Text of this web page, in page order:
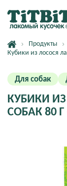
Продукты
Кубики из лосося
Для собак
КУБИКИ
СОБАК 80